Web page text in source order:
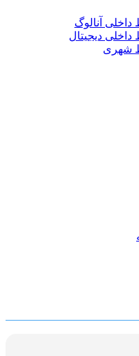
آنالوگ
دیجیتال
شهری